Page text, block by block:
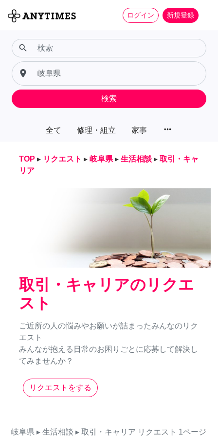
ログイン 新規登録
全て 修理・組立 家事 more_horiz
search
place
検索
TOP ▸ リクエスト ▸ 岐阜県 ▸ 生活相談 ▸ 取引・キャ
リア
取引・キャリアのリクエ
スト
ご近所の人の悩みやお願いが詰まったみんなのリク
エスト
みんなが抱える日常のお困りごとに応募して解決し
てみませんか？
リクエストをする
岐阜県 ▸ 生活相談 ▸ 取引・キャリア リクエスト 1ページ